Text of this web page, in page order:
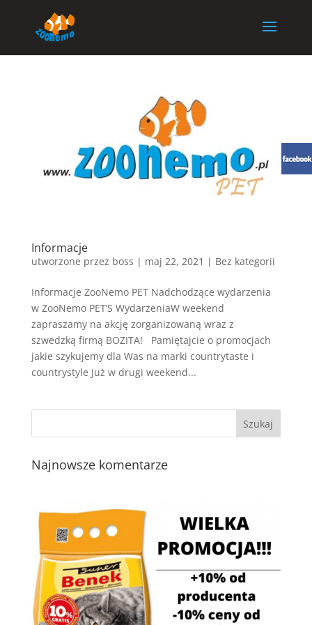
Informacje
utworzone przez boss | maj 22, 2021 | Bez kategorii
Informacje ZooNemo PET Nadchodzące wydarzenia
w ZooNemo PET’S WydarzeniaW weekend
zapraszamy na akcję zorganizowaną wraz z
szwedzką firmą BOZITA! Pamiętajcie o promocjach
jakie szykujemy dla Was na marki countrytaste i
countrystyle Już w drugi weekend...
Najnowsze komentarze